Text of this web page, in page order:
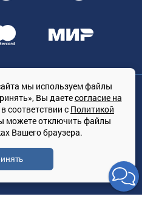
«ТРЕЙДКОН», ОГРН:
Петербург, проспект Медиков, 7
продажа кондиционеров и
на территории РФ
ООО «ТРЕЙДКОН»
мы используем файлы
Вы даетесогласие на
в соответствии с Политикой
можете отключить файлы
Вашего браузера.